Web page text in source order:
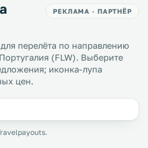
РЕКЛАМА · ПАРТНЁР
перелёта по направлению
(FLW). Выберите
иконка-лупа
цен.